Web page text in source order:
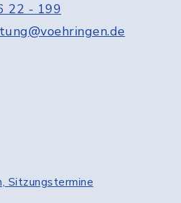
22 - 199
Sitzungstermine